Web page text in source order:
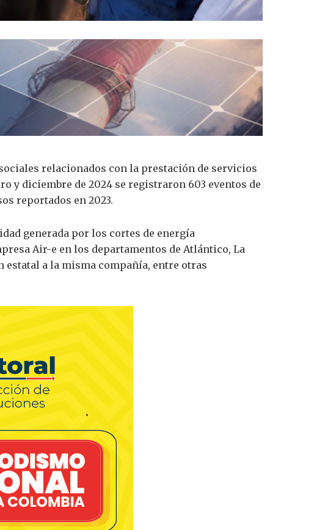
relacionados con la prestación de servicios
y diciembre de 2024 se registraron 603 eventos de
reportados en 2023.
generada por los cortes de energía
Air-e en los departamentos de Atlántico, La
estatal a la misma compañía, entre otras